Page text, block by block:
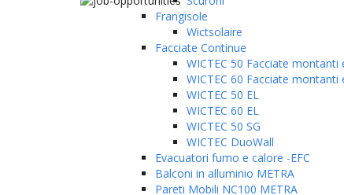
Frangisole
Wictsolaire
Facciate Continue
WICTEC 50 Facciate montanti
WICTEC 60 Facciate montanti
WICTEC 50 EL
WICTEC 60 EL
WICTEC 50 SG
WICTEC DuoWall
Evacuatori fumo e calore -EFC
Balconi in alluminio METRA
Pareti Mobili NC100 METRA